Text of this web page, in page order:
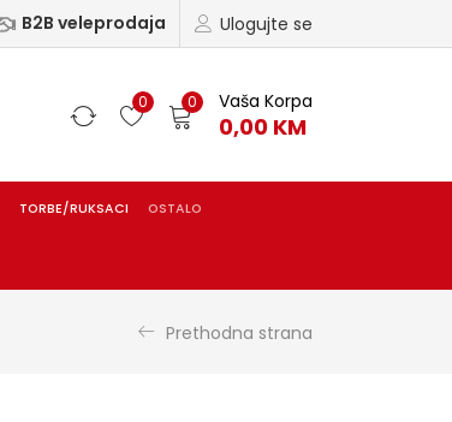
Ulogujte se
B2B veleprodaja
0 0 Vaša Korpa
0,00 KM
TORBE/RUKSACI OSTALO
Prethodna strana